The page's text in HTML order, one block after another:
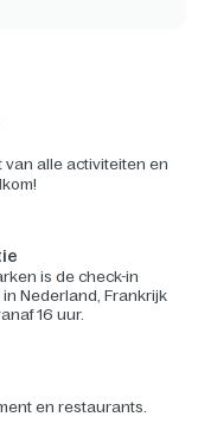
van alle activiteiten en
is de check-in
Nederland, Frankrijk
16 uur.
en restaurants.